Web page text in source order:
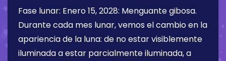
Fase lunar: Enero 15, 2028: Menguante gibosa.
Durante cada mes lunar, vemos el cambio en la
apariencia de la luna: de no estar visiblemente
iluminada a estar parcialmente iluminada, a